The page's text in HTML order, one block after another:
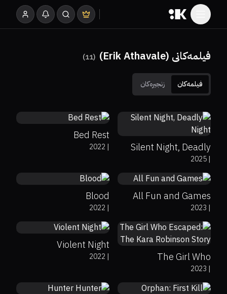
فیلمەکانی (Erik Athavale) (
11
)
فیلمەکان زنجیرەکان
6.2
78%
0%
Silent Night, Deadly
Night|
2025
Bed Rest
|
2022 4.4
All Fun and Games
|
2023
5.4
Blood
|
2022 6.2
The Girl Who
Escaped: The Kara
Robinson Story
|
2023
7.1
Violent Night
|
2022 6
6.4